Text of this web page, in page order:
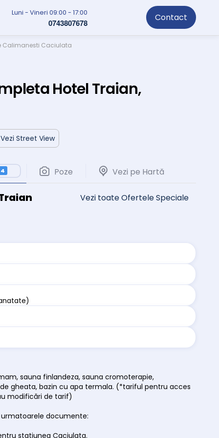
Luni - Vineri 09:00 - 17:00
0743807678 Contact
Calimanesti Caciulata
Hotel Traian,
Vezi Street View
4 Poze Vezi pe Hartă
Vezi toate Ofertele Speciale
sauna finlandeza, sauna cromoterapie,
gheata, bazin cu apa termala. (*tariful pentru acces
modificări de tarif)
documente:
statiunea Caciulata.